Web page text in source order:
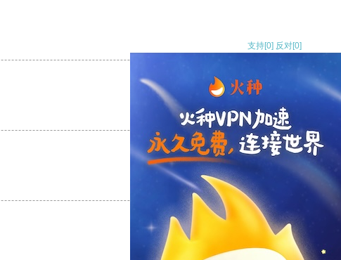
支持[0] 反对[0]
支持[0] 反对
支持
反对 [0]